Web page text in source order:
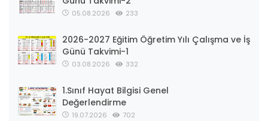
05.08.2026 233
2026-2027 Eğitim Öğretim Yılı Çalışma ve İş
Günü Takvimi-1
03.08.2026 332
1.Sınıf Hayat Bilgisi Genel
Değerlendirme
19.07.2026 702